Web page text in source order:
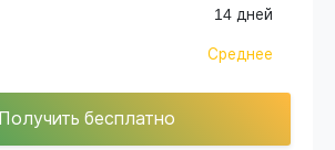
14 дней
Среднее
Получить бесплатно